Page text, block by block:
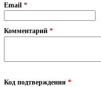
Email *
Комментарий *
Код подтверждения *